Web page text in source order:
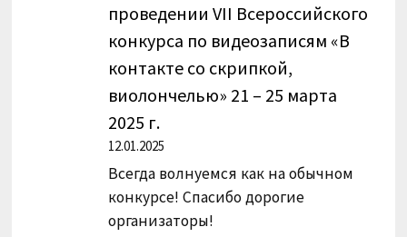
проведении VII Всероссийского
конкурса по видеозаписям «В
контакте со скрипкой,
виолончелью» 21 – 25 марта
2025 г.
12.01.2025
Всегда волнуемся как на обычном
конкурсе! Спасибо дорогие
организаторы!